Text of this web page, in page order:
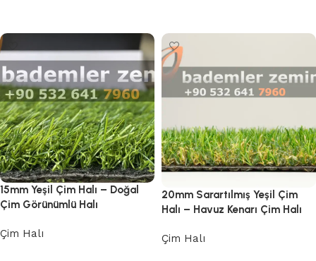
15mm Yeşil Çim Halı – Doğal
Çim Görünümlü Halı
Çim Halı
20mm Sarartılmış Yeşil Çim
Halı – Havuz Kenarı Çim Halı
Çim Halı